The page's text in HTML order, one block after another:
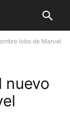
lobo de Marvel
nuevo